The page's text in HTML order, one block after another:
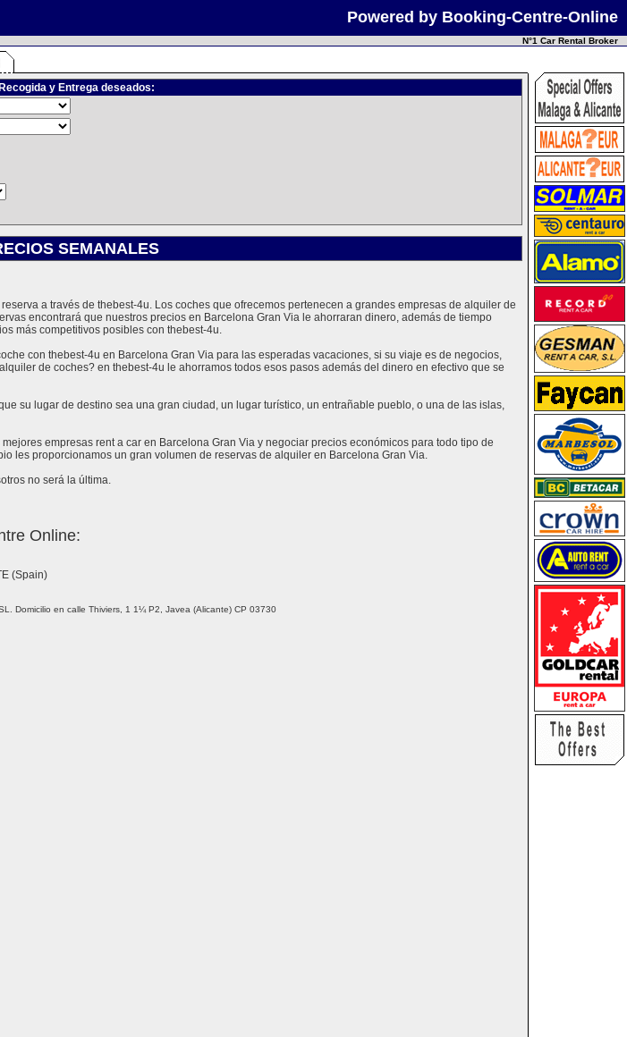
Powered by Booking-Centre-Online
N°1 Car Rental Broker
y Entrega deseados:
SEMANALES
a través de thebest-4u. Los coches que ofrecemos pertenecen a grandes empresas de alquiler de
encontrará que nuestros precios en Barcelona Gran Via le ahorraran dinero, además de tiempo
más competitivos posibles con thebest-4u.
con thebest-4u en Barcelona Gran Via para las esperadas vacaciones, si su viaje es de negocios,
de coches? en thebest-4u le ahorramos todos esos pasos además del dinero en efectivo que se
su lugar de destino sea una gran ciudad, un lugar turístico, un entrañable pueblo, o una de las islas,
empresas rent a car en Barcelona Gran Via y negociar precios económicos para todo tipo de
les proporcionamos un gran volumen de reservas de alquiler en Barcelona Gran Via.
no será la última.
Online:
(Spain)
Domicilio en calle Thiviers, 1 1¼ P2, Javea (Alicante) CP 03730